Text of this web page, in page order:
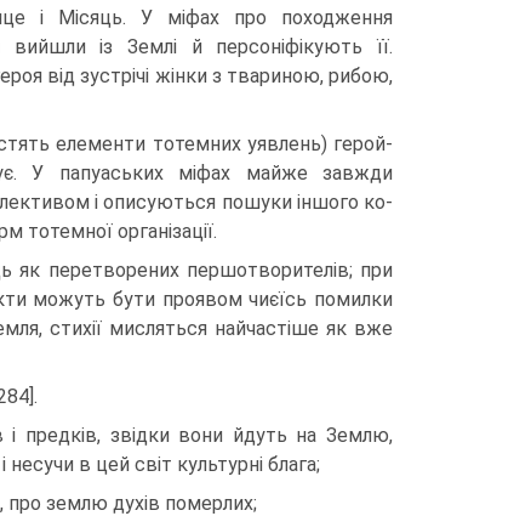
і Місяць. У міфах про походження
вийшли із Землі й персоніфікують її.
від зустрічі жінки з твариною, рибою,
еле­менти тотемних уявлень) герой-
У папуаських міфах майже завжди
і описуються пошуки іншого ко­
тотем­ної організації.
як пе­ретворених першотворителів; при
можуть бути проявом чиєїсь помилки
стихії мисляться найчастіше як вже
і предків, звідки вони йдуть на Землю,
в цей світ культурні блага;
про землю духів померлих;